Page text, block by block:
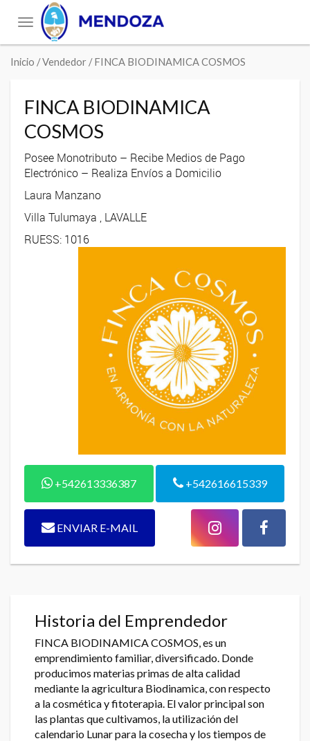
Toggle
navigation
Inicio / Vendedor / FINCA BIODINAMICA COSMOS
FINCA BIODINAMICA
COSMOS
Posee Monotributo – Recibe Medios de Pago
Electrónico – Realiza Envíos a Domicilio
Laura Manzano
Villa Tulumaya , LAVALLE
RUESS: 1016
+542613336387 +542616615339
ENVIAR E-MAIL
Historia del Emprendedor
FINCA BIODINAMICA COSMOS, es un
emprendimiento familiar, diversificado. Donde
producimos materias primas de alta calidad
mediante la agricultura Biodinamica, con respecto
a la cosmética y fitoterapia. El valor principal son
las plantas que cultivamos, la utilización del
calendario Lunar para la cosecha y los tiempos de